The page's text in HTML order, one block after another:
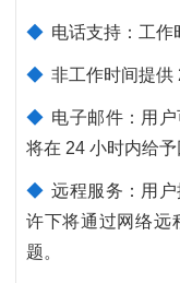
◆ 电话支持：工作
◆ 非工作时间提供
◆ 电子邮件：用
将在 24 小时内给予
◆ 远程服务：用
许下将通过网络远
题。